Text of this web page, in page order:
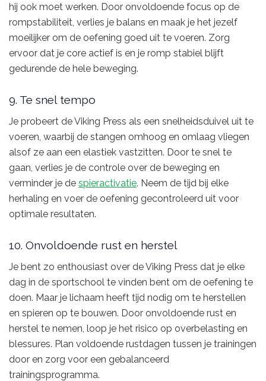
hij ook moet werken. Door onvoldoende focus op de
rompstabiliteit, verlies je balans en maak je het jezelf
moeilijker om de oefening goed uit te voeren. Zorg
ervoor dat je core actief is en je romp stabiel blijft
gedurende de hele beweging.
9. Te snel tempo
Je probeert de Viking Press als een snelheidsduivel uit te
voeren, waarbij de stangen omhoog en omlaag vliegen
alsof ze aan een elastiek vastzitten. Door te snel te
gaan, verlies je de controle over de beweging en
verminder je de spieractivatie. Neem de tijd bij elke
herhaling en voer de oefening gecontroleerd uit voor
optimale resultaten.
10. Onvoldoende rust en herstel
Je bent zo enthousiast over de Viking Press dat je elke
dag in de sportschool te vinden bent om de oefening te
doen. Maar je lichaam heeft tijd nodig om te herstellen
en spieren op te bouwen. Door onvoldoende rust en
herstel te nemen, loop je het risico op overbelasting en
blessures. Plan voldoende rustdagen tussen je trainingen
door en zorg voor een gebalanceerd
trainingsprogramma.